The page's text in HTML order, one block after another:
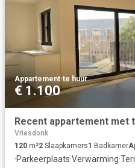
Appartement·te huur
€ 1.100
Vriesdonk
120 m²2 Slaapkamers1 Badkamer
·Parkeerplaats·Verwarming·